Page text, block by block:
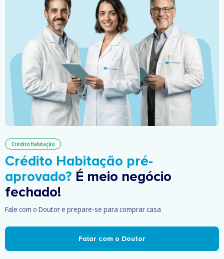
Crédito Habitação
Crédito Habitação pré-
aprovado? É meio negócio
fechado!
Fale com o Doutor e prepare-se para comprar casa
Falar com o Doutor